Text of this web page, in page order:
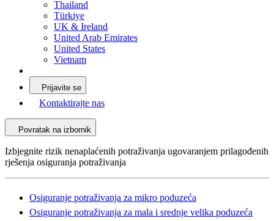
Thailand
Türkiye
UK & Ireland
United Arab Emirates
United States
Vietnam
Prijavite se
Kontaktirajte nas
Povratak na izbornik
Izbjegnite rizik nenaplaćenih potraživanja ugovaranjem prilagođenih
rješenja osiguranja potraživanja
Osiguranje potraživanja za mikro poduzeća
Osiguranje potraživanja za mala i srednje velika poduzeća